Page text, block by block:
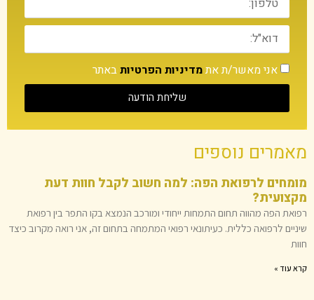
אני מאשר/ת אתמדיניות הפרטיותבאתר
שליחת הודעה
מאמרים נוספים
מומחים לרפואת הפה: למה חשוב לקבל חוות דעת
מקצועית?
רפואת הפה מהווה תחום התמחות ייחודי ומורכב הנמצא בקו התפר בין רפואת
שיניים לרפואה כללית. כעיתונאי רפואי המתמחה בתחום זה, אני רואה מקרוב כיצד
חוות
קרא עוד »